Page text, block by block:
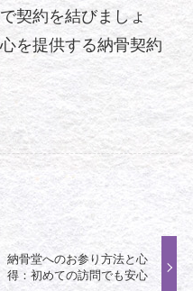
契約を結びましょ
を提供する納骨契約
納骨堂へのお参り方法と心
得：初めての訪問でも安心